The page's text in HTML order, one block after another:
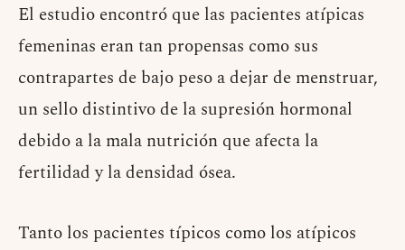
El estudio encontró que las pacientes atípicas
femeninas eran tan propensas como sus
contrapartes de bajo peso a dejar de menstruar,
un sello distintivo de la supresión hormonal
debido a la mala nutrición que afecta la
fertilidad y la densidad ósea.
Tanto los pacientes típicos como los atípicos